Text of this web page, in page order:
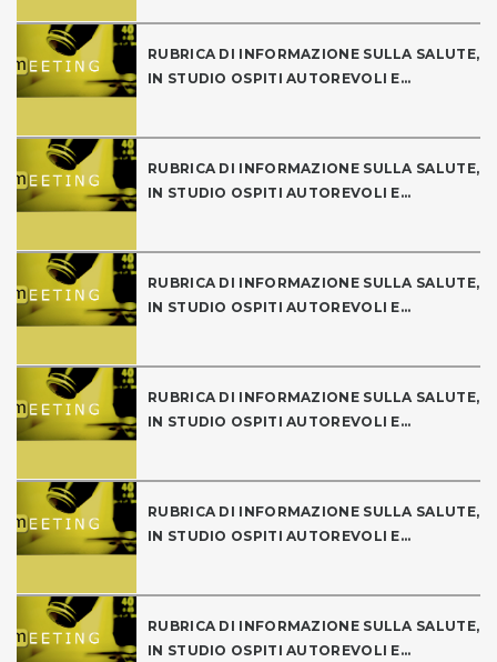
RUBRICA DI INFORMAZIONE SULLA SALUTE,
IN STUDIO OSPITI AUTOREVOLI E...
RUBRICA DI INFORMAZIONE SULLA SALUTE,
IN STUDIO OSPITI AUTOREVOLI E...
RUBRICA DI INFORMAZIONE SULLA SALUTE,
IN STUDIO OSPITI AUTOREVOLI E...
RUBRICA DI INFORMAZIONE SULLA SALUTE,
IN STUDIO OSPITI AUTOREVOLI E...
RUBRICA DI INFORMAZIONE SULLA SALUTE,
IN STUDIO OSPITI AUTOREVOLI E...
RUBRICA DI INFORMAZIONE SULLA SALUTE,
IN STUDIO OSPITI AUTOREVOLI E...